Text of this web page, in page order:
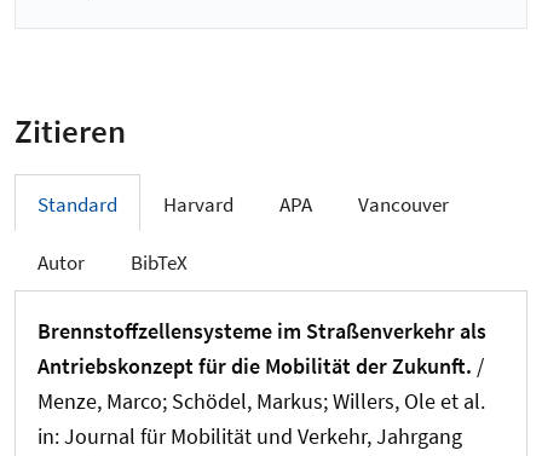
Zitieren
Standard Harvard APA Vancouver
Autor BibTeX
Brennstoffzellensysteme im Straßenverkehr als
Antriebskonzept für die Mobilität der Zukunft. /
Menze, Marco; Schödel, Markus; Willers, Ole et al.
in:Journal für Mobilität und Verkehr, Jahrgang